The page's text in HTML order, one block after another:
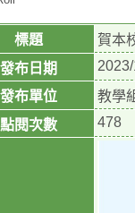
標題
賀本
發布日期
發布單位
教學
點閱次數
478